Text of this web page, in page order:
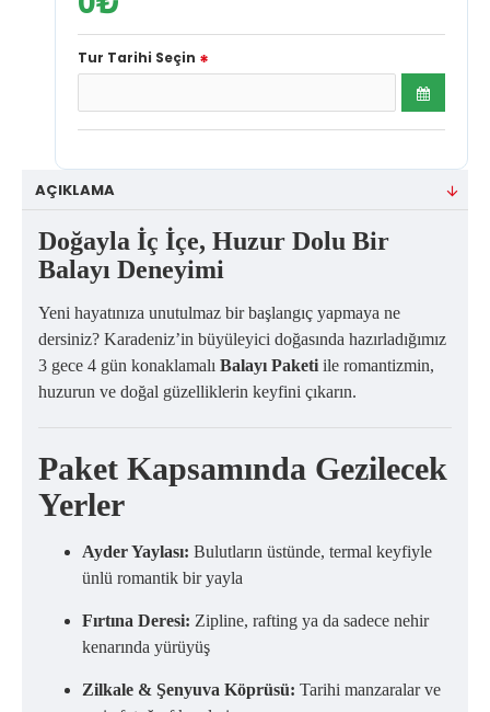
Tur Tarihi Seçin
AÇIKLAMA
Doğayla İç İçe, Huzur Dolu Bir
Balayı Deneyimi
Yeni hayatınıza unutulmaz bir başlangıç yapmaya ne
dersiniz? Karadeniz’in büyüleyici doğasında hazırladığımız
3 gece 4 gün konaklamalı Balayı Paketi ile romantizmin,
huzurun ve doğal güzelliklerin keyfini çıkarın.
Paket Kapsamında Gezilecek
Yerler
Ayder Yaylası: Bulutların üstünde, termal keyfiyle
ünlü romantik bir yayla
Fırtına Deresi: Zipline, rafting ya da sadece nehir
kenarında yürüyüş
Zilkale & Şenyuva Köprüsü: Tarihi manzaralar ve